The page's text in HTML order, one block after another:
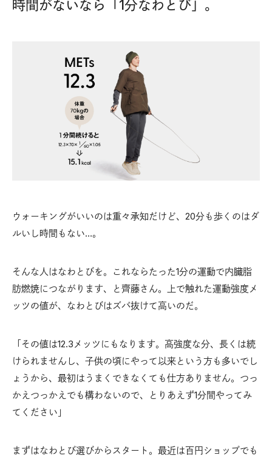
時間がないなら「1分なわとび」。
ウォーキングがいいのは重々承知だけど、20分も歩くのはダ
ルいし時間もない…。
そんな人はなわとびを。これならたった1分の運動で内臓脂
肪燃焼につながります、と齊藤さん。上で触れた運動強度メ
ッツの値が、なわとびはズバ抜けて高いのだ。
「その値は12.3メッツにもなります。高強度な分、長くは続
けられませんし、子供の頃にやって以来という方も多いでし
ょうから、最初はうまくできなくても仕方ありません。つっ
かえつっかえでも構わないので、とりあえず1分間やってみ
てください」
まずはなわとび選びからスタート。最近は百円ショップでも